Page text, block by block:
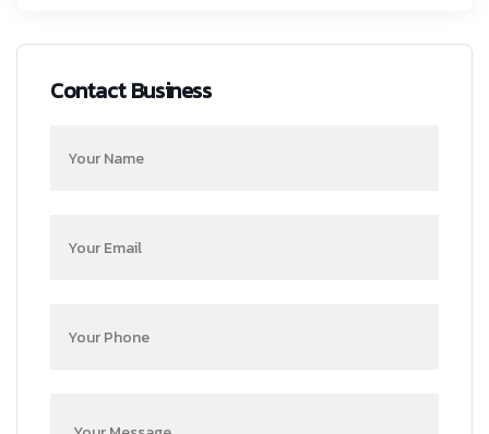
Contact Business